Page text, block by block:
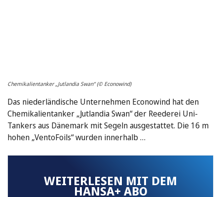
Chemikalientanker „Jutlandia Swan“ (© Econowind)
Das niederländische Unternehmen Econowind hat den
Chemikalientanker „Jutlandia Swan“ der Reederei Uni-
Tankers aus Dänemark mit Segeln ausgestattet. Die 16 m
hohen „VentoFoils“ wurden innerhalb …
WEITERLESEN MIT DEM
HANSA+ ABO